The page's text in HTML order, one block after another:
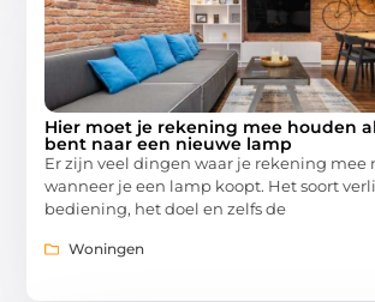
Hier moet je rekening mee houden
bent naar een nieuwe lamp
Er zijn veel dingen waar je rekening mee
wanneer je een lamp koopt. Het soort
bediening, het doel en zelfs de
Woningen